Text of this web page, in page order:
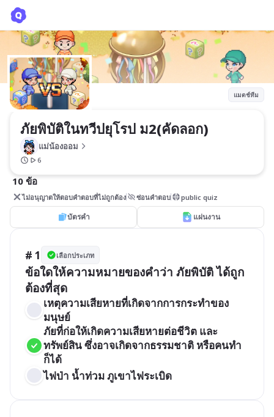
แมตช์ทีม
ภัยพิบัติในทวีปยุโรป ม2(คัดลอก)
แม่น้องออม
6
10 ข้อ
ไม่อนุญาตให้ตอบคำตอบที่ไม่ถูกต้อง ซ่อนคำตอบ public quiz
บัตรคำ แผ่นงาน
# 1 เลือกประเภท
ข้อใดให้ความหมายของคำว่า ภัยพิบัติ ได้ถูก
ต้องที่สุด
เหตุความเสียหายที่เกิดจากการกระทำของ
มนุษย์
ภัยที่ก่อให้เกิดความเสียหายต่อชีวิต และ
ทรัพย์สิน ซึ่งอาจเกิดจากธรรมชาติ หรือคนทำ
ก็ได้
ไฟป่า น้ำท่วม ภูเขาไฟระเบิด